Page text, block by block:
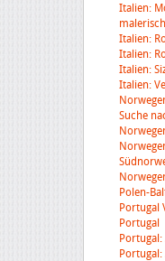
Italien:
Italien:
Italien:
Italien:
Italien:
Suche
Polen-
Portugal
Portugal
Portugal: